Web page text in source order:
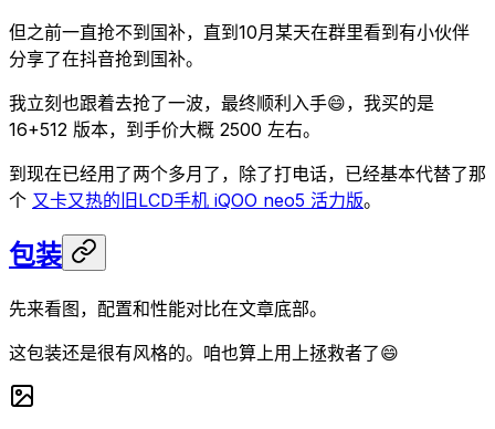
但之前一直抢不到国补，直到10月某天在群里看到有小伙伴
分享了在抖音抢到国补。
我立刻也跟着去抢了一波，最终顺利入手😄，我买的是
16+512 版本，到手价大概 2500 左右。
到现在已经用了两个多月了，除了打电话，已经基本代替了那
个 又卡又热的旧LCD手机 iQOO neo5 活力版。
包装
先来看图，配置和性能对比在文章底部。
这包装还是很有风格的。咱也算上用上拯救者了😄